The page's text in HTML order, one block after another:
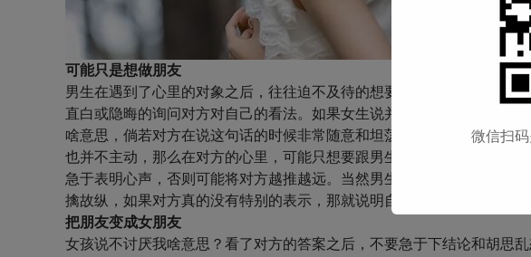
可能只是想做朋友
男生在遇到了心里的对象之后，往往迫不及待的想要知道自己，在对方
直白或隐晦的询问对方对自己的看法。如果女生说并不讨厌自己，那么
啥意思，倘若对方在说这句话的时候非常随意和坦荡，而且在接下来相
也并不主动，那么在对方的心里，可能只想要跟男生做朋友。如果男生
急于表明心声，否则可能将对方越推越远。当然男生心里可能会觉得不
擒故纵，如果对方真的没有特别的表示，那就说明自己的机会不大。
把朋友变成女朋友
女孩说不讨厌我啥意思？看了对方的答案之后，不要急于下结论和胡思
微信扫